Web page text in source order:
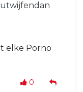
elke Porno
0